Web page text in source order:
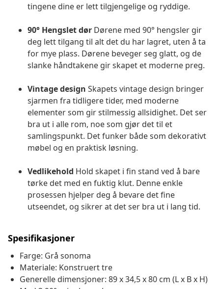
tingene dine er lett tilgjengelige og ryddige.
90° Hengslet dør Dørene med 90° hengsler gir
deg lett tilgang til alt det du har lagret, uten å ta
for mye plass. Dørene beveger seg glatt, og de
slanke håndtakene gir skapet et moderne preg.
Vintage design Skapets vintage design bringer
sjarmen fra tidligere tider, med moderne
elementer som gir stilmessig allsidighet. Det ser
bra ut i alle rom, noe som gjør det til et
samlingspunkt. Det funker både som dekorativt
møbel og en praktisk løsning.
Vedlikehold Hold skapet i fin stand ved å bare
tørke det med en fuktig klut. Denne enkle
prosessen hjelper deg å bevare det fine
utseendet, og sikrer at det ser bra ut i lang tid.
Spesifikasjoner
Farge: Grå sonoma
Materiale: Konstruert tre
Generelle dimensjoner: 89 x 34,5 x 80 cm (L x B x H)